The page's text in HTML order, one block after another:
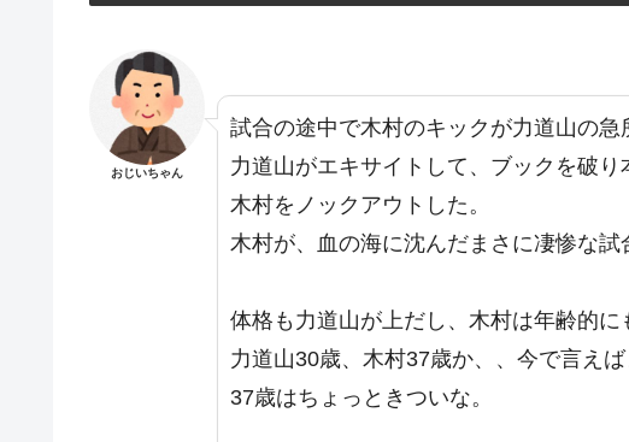
おじいちゃん
試合の途中で木村のキックが力道山の急
力道山がエキサイトして、ブックを破
木村をノックアウトした。
木村が、血の海に沈んだまさに凄惨な試
体格も力道山が上だし、木村は年齢的に
力道山30歳、木村37歳か、、今で言え
37歳はちょっときついな。